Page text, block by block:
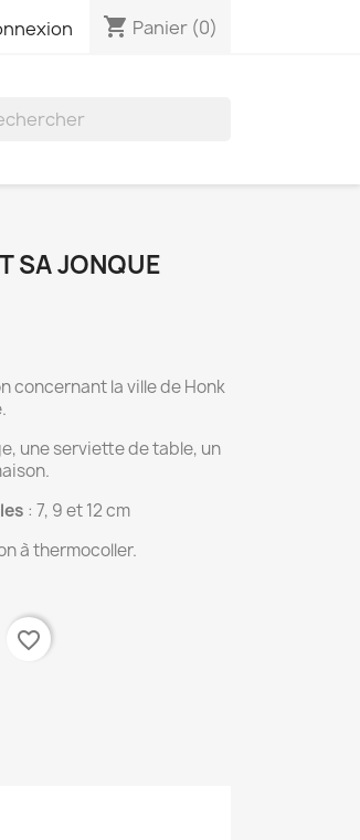
shopping_cart Panier (0)
SA JONQUE
concernant la ville de Honk
une serviette de table, un
: 7, 9 et 12 cm
à thermocoller.
favorite_border